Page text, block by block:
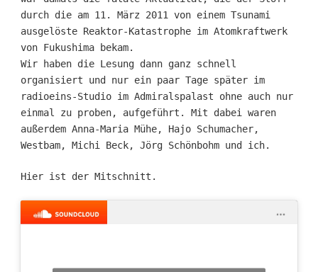
durch die am 11. März 2011 von einem Tsunami
ausgelöste Reaktor-Katastrophe im Atomkraftwerk
von Fukushima bekam.
Wir haben die Lesung dann ganz schnell
organisiert und nur ein paar Tage später im
radioeins-Studio im Admiralspalast ohne auch nur
einmal zu proben, aufgeführt. Mit dabei waren
außerdem Anna-Maria Mühe, Hajo Schumacher,
Westbam, Michi Beck, Jörg Schönbohm und ich.
Hier ist der Mitschnitt.